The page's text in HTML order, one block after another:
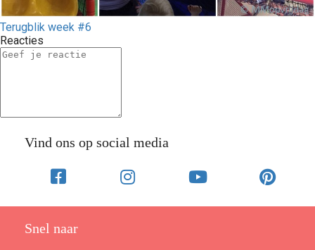
Terugblik week #6
Reacties
Vind ons op social media
Snel naar